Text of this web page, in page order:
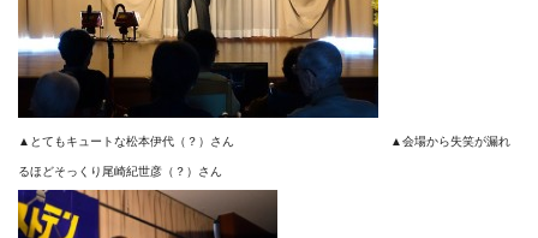
▲とてもキュートな松本伊代（？）さん ▲会場から失笑が漏れ
るほどそっくり尾崎紀世彦（？）さん